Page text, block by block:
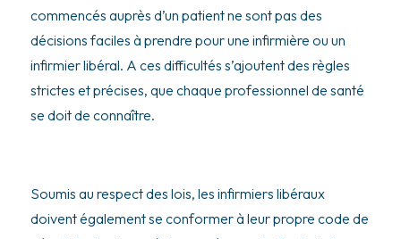
commencés auprès d’un patient ne sont pas des
décisions faciles à prendre pour une infirmière ou un
infirmier libéral. A ces difficultés s’ajoutent des règles
strictes et précises, que chaque professionnel de santé
se doit de connaître.
Soumis au respect des lois, les infirmiers libéraux
doivent également se conformer à leur propre code de